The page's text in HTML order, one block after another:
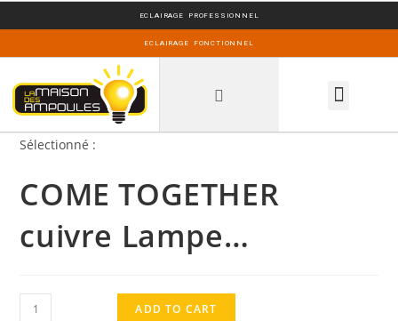
ECLAIRAGE PROFESSIONNEL
ECLAIRAGE FONCTIONNEL
Sélectionné :
COME TOGETHER
cuivre Lampe…
ADD TO CART